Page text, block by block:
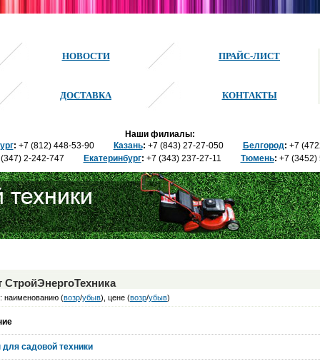
НОВОСТИ ПРАЙС-ЛИСТ
ДОСТАВКА КОНТАКТЫ
Наши филиалы:
: +7 (812) 448-53-90 Казань: +7 (843) 27-27-050 Белгород: +7
2-242-747 Екатеринбург: +7 (343) 237-27-11 Тюмень: +7 (3452)
СтройЭнергоТехника
наименованию (возр/убыв), цене (возр/убыв)
садовой техники